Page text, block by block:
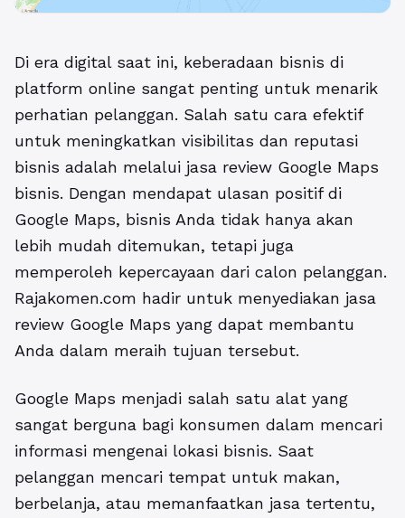
Di era digital saat ini, keberadaan bisnis di
platform online sangat penting untuk menarik
perhatian pelanggan. Salah satu cara efektif
untuk meningkatkan visibilitas dan reputasi
bisnis adalah melalui jasa review Google Maps
bisnis. Dengan mendapat ulasan positif di
Google Maps, bisnis Anda tidak hanya akan
lebih mudah ditemukan, tetapi juga
memperoleh kepercayaan dari calon pelanggan.
Rajakomen.com hadir untuk menyediakan jasa
review Google Maps yang dapat membantu
Anda dalam meraih tujuan tersebut.
Google Maps menjadi salah satu alat yang
sangat berguna bagi konsumen dalam mencari
informasi mengenai lokasi bisnis. Saat
pelanggan mencari tempat untuk makan,
berbelanja, atau memanfaatkan jasa tertentu,